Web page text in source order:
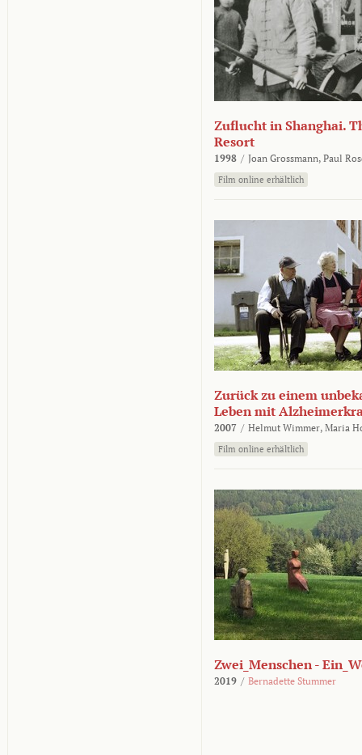
Zuflucht in Shanghai.
Resort
1998 / Joan Grossmann, Paul
Film online erhältlich
Zurück zu einem
Leben mit
2007 / Helmut Wimmer, Maria
Film online erhältlich
Zwei_Menschen -
2019 / Bernadette Stummer